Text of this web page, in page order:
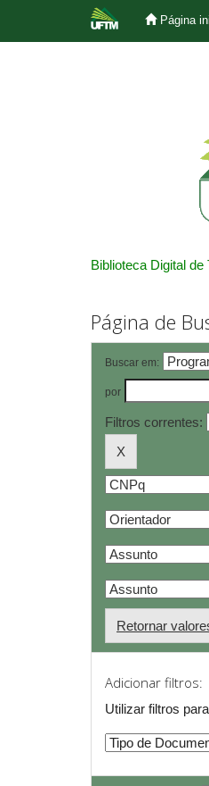
Página
Biblioteca Digital
Página de
Buscar em:
por
Filtros correntes:
Retornar
Adicionar filtros:
Utilizar filtros